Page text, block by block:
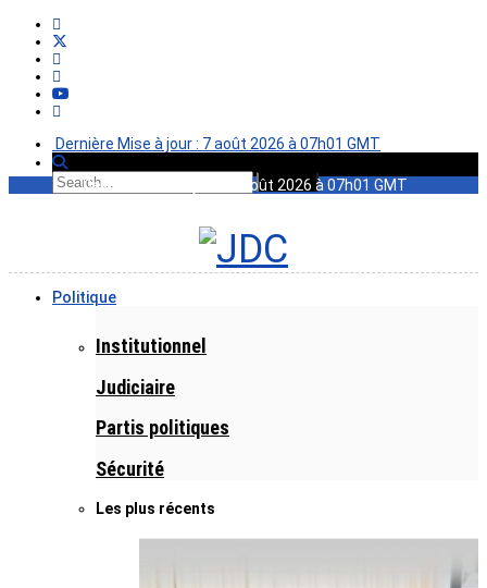
Dernière Mise à jour : 7 août 2026 à 07h01 GMT
Dernière Mise à jour : 7 août 2026 à 07h01 GMT
Politique
Institutionnel
Judiciaire
Partis politiques
Sécurité
Les plus récents